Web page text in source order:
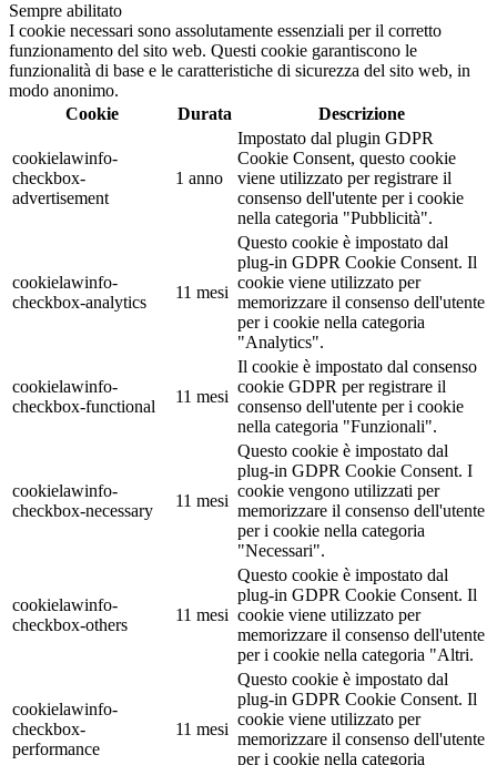
Sempre abilitato
I cookie necessari sono assolutamente essenziali per il corretto
funzionamento del sito web. Questi cookie garantiscono le
funzionalità di base e le caratteristiche di sicurezza del sito web, in
modo anonimo.
Cookie
Durata Descrizione
cookielawinfo-
checkbox-
advertisement
1 anno
Impostato dal plugin GDPR
Cookie Consent, questo cookie
viene utilizzato per registrare il
consenso dell'utente per i cookie
nella categoria "Pubblicità".
cookielawinfo-
checkbox-analytics
11 mesi
Questo cookie è impostato dal
plug-in GDPR Cookie Consent. Il
cookie viene utilizzato per
memorizzare il consenso dell'utente
per i cookie nella categoria
"Analytics".
cookielawinfo-
checkbox-functional
11 mesi
Il cookie è impostato dal consenso
cookie GDPR per registrare il
consenso dell'utente per i cookie
nella categoria "Funzionali".
cookielawinfo-
checkbox-necessary
11 mesi
Questo cookie è impostato dal
plug-in GDPR Cookie Consent. I
cookie vengono utilizzati per
memorizzare il consenso dell'utente
per i cookie nella categoria
"Necessari".
cookielawinfo-
checkbox-others
11 mesi
Questo cookie è impostato dal
plug-in GDPR Cookie Consent. Il
cookie viene utilizzato per
memorizzare il consenso dell'utente
per i cookie nella categoria "Altri.
cookielawinfo-
checkbox-
performance
11 mesi
Questo cookie è impostato dal
plug-in GDPR Cookie Consent. Il
cookie viene utilizzato per
memorizzare il consenso dell'utente
per i cookie nella categoria